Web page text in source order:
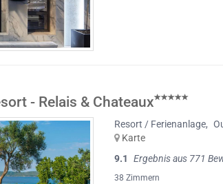
- Relais & Chateaux
Resort / Ferienanlage,
Karte
9.1
Ergebnis aus 771
38 Zimmern